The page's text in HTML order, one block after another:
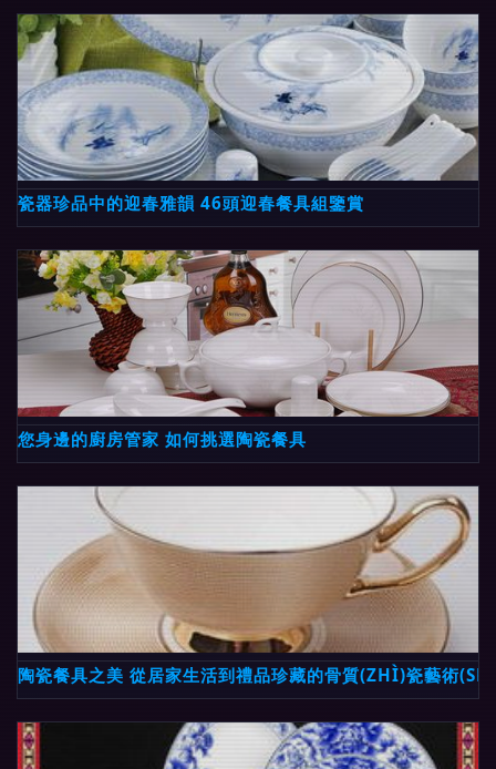
瓷器珍品中的迎春雅韻 46頭迎春餐具組鑒賞
您身邊的廚房管家 如何挑選陶瓷餐具
陶瓷餐具之美 從居家生活到禮品珍藏的骨質(ZHÌ)瓷藝術